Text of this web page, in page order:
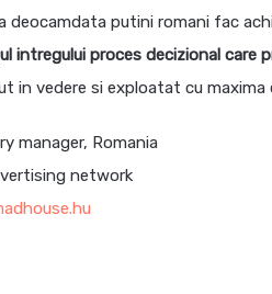
deocamdata putini romani fac
intregului proces decizional care
in vedere si exploatat cu maxima
manager, Romania
network